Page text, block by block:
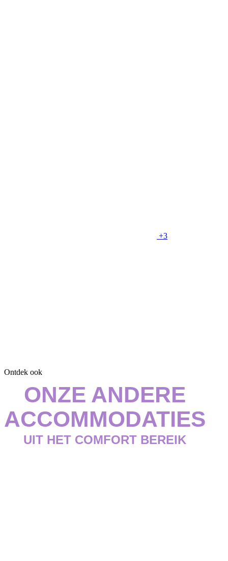
+3
Ontdek ook
ONZE ANDERE
ACCOMMODATIES
UIT HET COMFORT BEREIK